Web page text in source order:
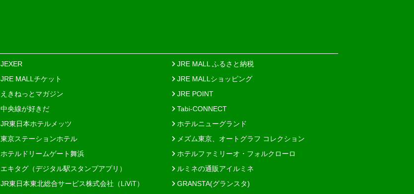
JEXER
JRE MALL ふるさと納税
JRE MALLチケット
JRE MALLショッピング
えきねっとマガジン
JRE POINT
中央線が好きだ
Tabi-CONNECT
JR東日本ホテルメッツ
ホテルニューグランド
東京ステーションホテル
メズム東京、オートグラフ コレクション
ホテルドリームゲート舞浜
ホテルファミリーオ・フォルクローロ
エキタグ（デジタル駅スタンプアプリ）
ルミネの通販アイルミネ
JR東日本東北総合サービス株式会社（LiViT） GRANSTA(グランスタ)